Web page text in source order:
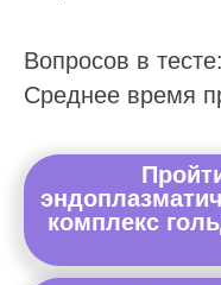
Вопросов в
Среднее время
комплекс